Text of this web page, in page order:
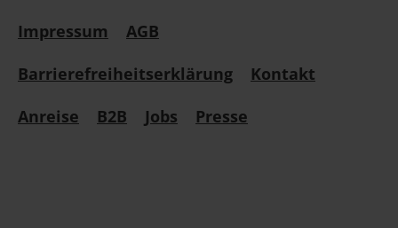
Impressum
AGB
Barrierefreiheitserklärung
Kontakt
Anreise
B2B Jobs Presse